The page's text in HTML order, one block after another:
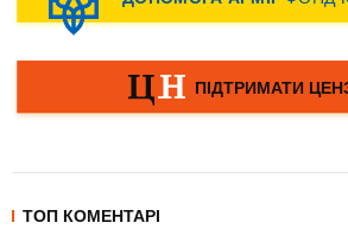
ТОП КОМЕНТАРІ